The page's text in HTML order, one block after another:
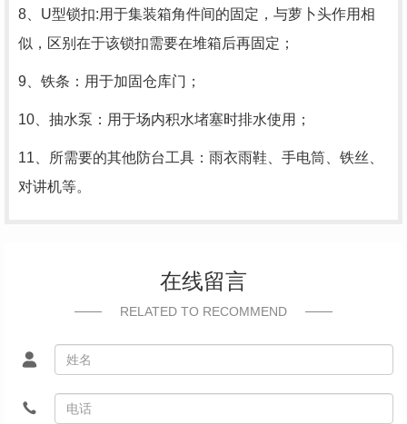
8、U型锁扣:用于集装箱角件间的固定，与萝卜头作用相
似，区别在于该锁扣需要在堆箱后再固定；
9、铁条：用于加固仓库门；
10、抽水泵：用于场内积水堵塞时排水使用；
11、所需要的其他防台工具：雨衣雨鞋、手电筒、铁丝、
对讲机等。
在线留言
RELATED TO RECOMMEND